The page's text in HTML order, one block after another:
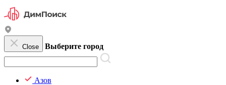
Close Выберите город
Азов